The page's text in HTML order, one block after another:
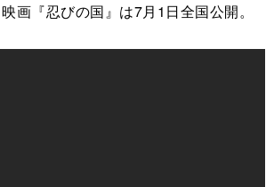
画『忍びの国』は7月1日全国公開。